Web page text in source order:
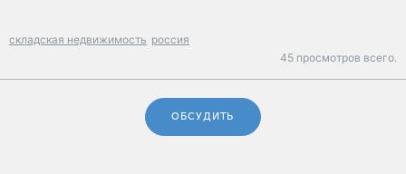
складская недвижимость россия
45 просмотров всего.
ОБСУДИТЬ